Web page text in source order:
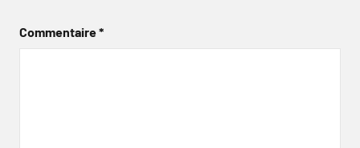
Commentaire*